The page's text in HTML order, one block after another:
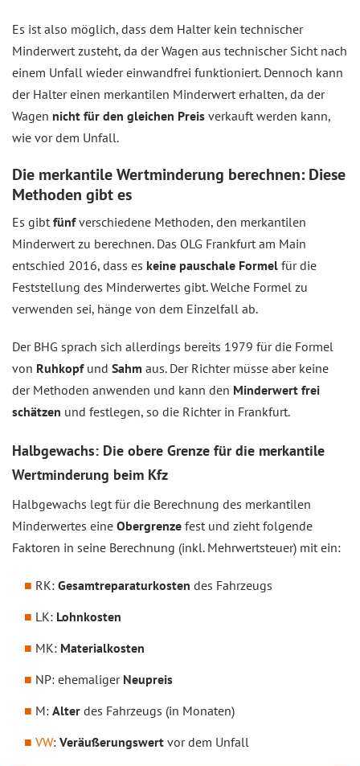
Es ist also möglich, dass dem Halter kein technischer
Minderwert zusteht, da der Wagen aus technischer Sicht nach
einem Unfall wieder einwandfrei funktioniert. Dennoch kann
der Halter einen merkantilen Minderwert erhalten, da der
Wagen nicht für den gleichen Preis verkauft werden kann,
wie vor dem Unfall.
Die merkantile Wertminderung berechnen: Diese
Methoden gibt es
Es gibt fünfverschiedene Methoden, den merkantilen
Minderwert zu berechnen. Das OLG Frankfurt am Main
entschied 2016, dass es keine pauschale Formel für die
Feststellung des Minderwertes gibt. Welche Formel zu
verwenden sei, hänge von dem Einzelfall ab.
Der BHG sprach sich allerdings bereits 1979 für die Formel
von Ruhkopfund Sahm aus. Der Richter müsse aber keine
der Methoden anwenden und kann den Minderwert frei
schätzen und festlegen, so die Richter in Frankfurt.
Halbgewachs: Die obere Grenze für die merkantile
Wertminderung beim Kfz
Halbgewachs legt für die Berechnung des merkantilen
Minderwertes eine Obergrenze fest und zieht folgende
Faktoren in seine Berechnung (inkl. Mehrwertsteuer) mit ein:
RK: Gesamtreparaturkosten des Fahrzeugs
LK: Lohnkosten
MK: Materialkosten
NP: ehemaliger Neupreis
M: Alter des Fahrzeugs (in Monaten)
VW: Veräußerungswert vor dem Unfall